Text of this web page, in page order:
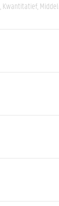
Kwantitatief